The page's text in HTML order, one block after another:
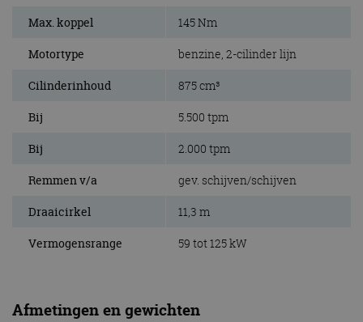
Max. koppel 145 Nm
Motortype benzine, 2-cilinder lijn
Cilinderinhoud 875 cm³
Bij 5.500 tpm
Bij 2.000 tpm
Remmen v/a gev. schijven/schijven
Draaicirkel 11,3 m
Vermogensrange 59 tot 125 kW
Afmetingen en gewichten